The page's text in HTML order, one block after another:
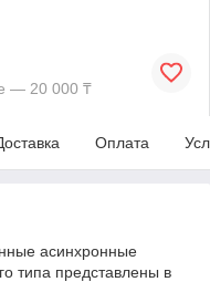
— 20 000 ₸
Оплата
асинхронные
типа представлены в